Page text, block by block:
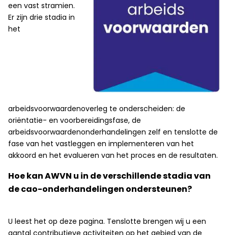
een vast stramien.
Er zijn drie stadia in
het
arbeidsvoorwaardenoverleg te onderscheiden: de
oriëntatie- en voorbereidingsfase, de
arbeidsvoorwaardenonderhandelingen zelf en tenslotte de
fase van het vastleggen en implementeren van het
akkoord en het evalueren van het proces en de resultaten.
Hoe kan AWVN u in de verschillende stadia van
de cao-onderhandelingen ondersteunen?
U leest het op deze pagina. Tenslotte brengen wij u een
aantal contributieve activiteiten op het gebied van de